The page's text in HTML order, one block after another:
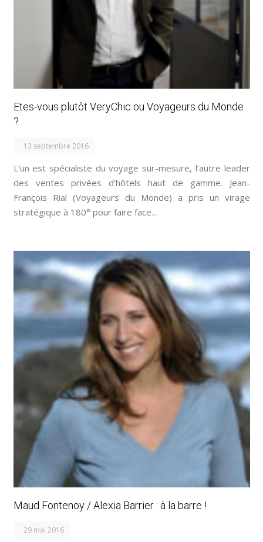
Etes-vous plutôt VeryChic ou Voyageurs du Monde
?
13 septembre 2016
L’un est spécialiste du voyage sur-mesure, l’autre leader
des ventes privées d’hôtels haut de gamme. Jean-
François Rial (Voyageurs du Monde) a pris un virage
stratégique à 180° pour faire face…
Maud Fontenoy / Alexia Barrier : à la barre !
29 mai 2016